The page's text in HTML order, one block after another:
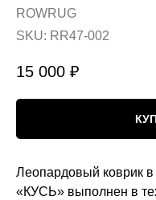
ROWRUG
SKU: RR47-002
15 000 ₽
Леопардовый коврик
«КУСЬ» выполнен в